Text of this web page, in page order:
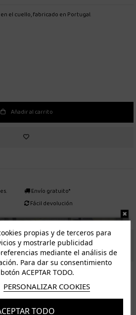
el cuello, fabricado en Portugal.
Añadir al carrito
Envío gratuito*
Fácil devolución
*
50€
de 50€
pedidos realizados a partir de las 12.00h serán enviados el
propias y de terceros para
y mostrarle publicidad
mediante el análisis de
Para dar su consentimiento
ACEPTAR TODO.
PERSONALIZAR COOKIES
TODO